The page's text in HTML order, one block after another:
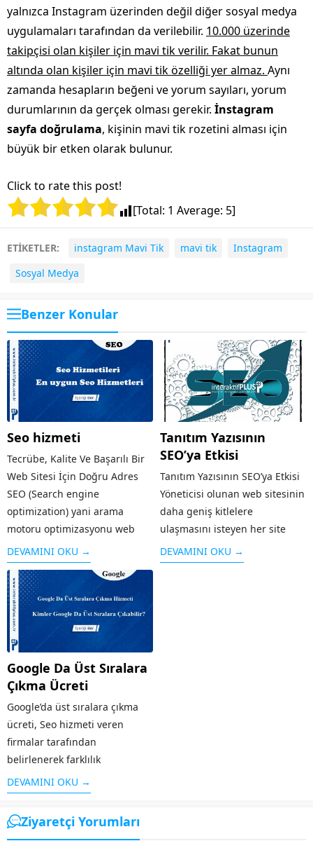
yalnızca Instagram üzerinden değil diğer sosyal medya
uygulamaları tarafından da verilebilir. 10.000 üzerinde
takipçisi olan kişiler için mavi tik verilir. Fakat bunun
altında olan kişiler için mavi tik özelliği yer almaz. Aynı
zamanda hesapların beğeni ve yorum sayıları, yorum
durumlarının da gerçek olması gerekir. İnstagram
sayfa doğrulama, kişinin mavi tik rozetini alması için
büyük bir etken olarak bulunur.
Click to rate this post!
[Total: 1 Average: 5]
ETİKETLER: instagram Mavi Tik mavi tik
Instagram
Sosyal Medya
Benzer Konular
Seo hizmeti
Tecrübe, Kalite Ve Başarılı Bir
Web Sitesi İçin Doğru Adres
SEO (Search engine
optimization) yani arama
motoru optimizasyonu web
sitenizin anahtar kelimeler ile
arama motorlarında
yükseltilmesidir. Dijital
pazarlamanın da alt kolu olan
SEO hizmeti ile...
DEVAMINI OKU →
Tanıtım Yazısının
SEO’ya Etkisi
Tanıtım Yazısının SEO’ya Etkisi
Yöneticisi olunan web sitesinin
daha geniş kitlelere
ulaşmasını isteyen her site
yöneticisi, Tanıtım Yazısının
SEO’ ya etkisini göz ardı
DEVAMINI OKU →
Google Da Üst Sıralara
Çıkma Ücreti
Google’da üst sıralara çıkma
ücreti, Seo hizmeti veren
firmalar tarafından
belirlenerek farklılık
göstermektedir. İnteraktif Plus
ekibimizin siz değerli
müşterilerimizin en ekonomik
şekilde faydalanabilmesi için
DEVAMINI OKU →
Ziyaretçi Yorumları